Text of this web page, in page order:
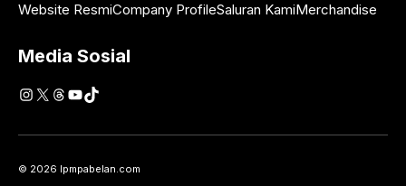
Website ResmiCompany ProfileSaluran KamiMerchandise
Media Sosial
Instagram
X Threads
YouTube
TikTok
© 2026 lpmpabelan.com